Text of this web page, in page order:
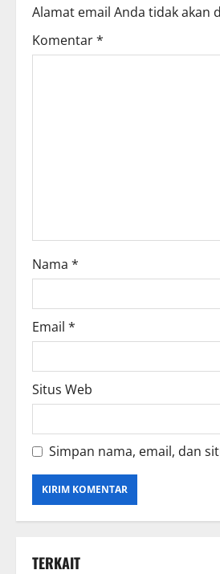
Alamat email Anda tidak akan
Komentar*
Nama *
Email *
Situs Web
Simpan nama, email, dan
TERKAIT